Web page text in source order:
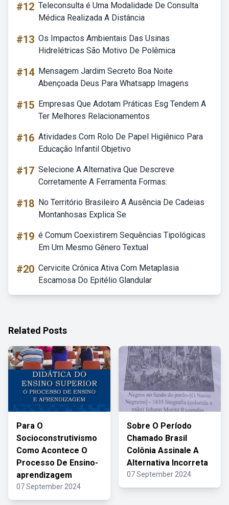
#12 Teleconsulta é Uma Modalidade De Consulta
Médica Realizada A Distância
#13 Os Impactos Ambientais Das Usinas
Hidrelétricas São Motivo De Polêmica
#14 Mensagem Jardim Secreto Boa Noite
Abençoada Deus Para Whatsapp Imagens
#15 Empresas Que Adotam Práticas Esg Tendem A
Ter Melhores Relacionamentos
#16 Atividades Com Rolo De Papel Higiênico Para
Educação Infantil Objetivo
#17 Selecione A Alternativa Que Descreve
Corretamente A Ferramenta Formas:
#18 No Território Brasileiro A Ausência De Cadeias
Montanhosas Explica Se
#19 é Comum Coexistirem Sequências Tipológicas
Em Um Mesmo Gênero Textual
#20 Cervicite Crônica Ativa Com Metaplasia
Escamosa Do Epitélio Glandular
Related Posts
Para O
Socioconstrutivismo
Como Acontece O
Processo De Ensino-
aprendizagem
07 September 2024
Sobre O Período
Chamado Brasil
Colônia Assinale A
Alternativa Incorreta
07 September 2024